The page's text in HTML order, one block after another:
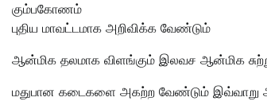
கும்பகோணம்
புதிய மாவட்டமாக அறிவிக்க வேண்டும்
ஆன்மிக தலமாக விளங்கும் இலவச ஆன்மிக
மதுபான கடைகளை அகற்ற வேண்டும் இவ்வாறு